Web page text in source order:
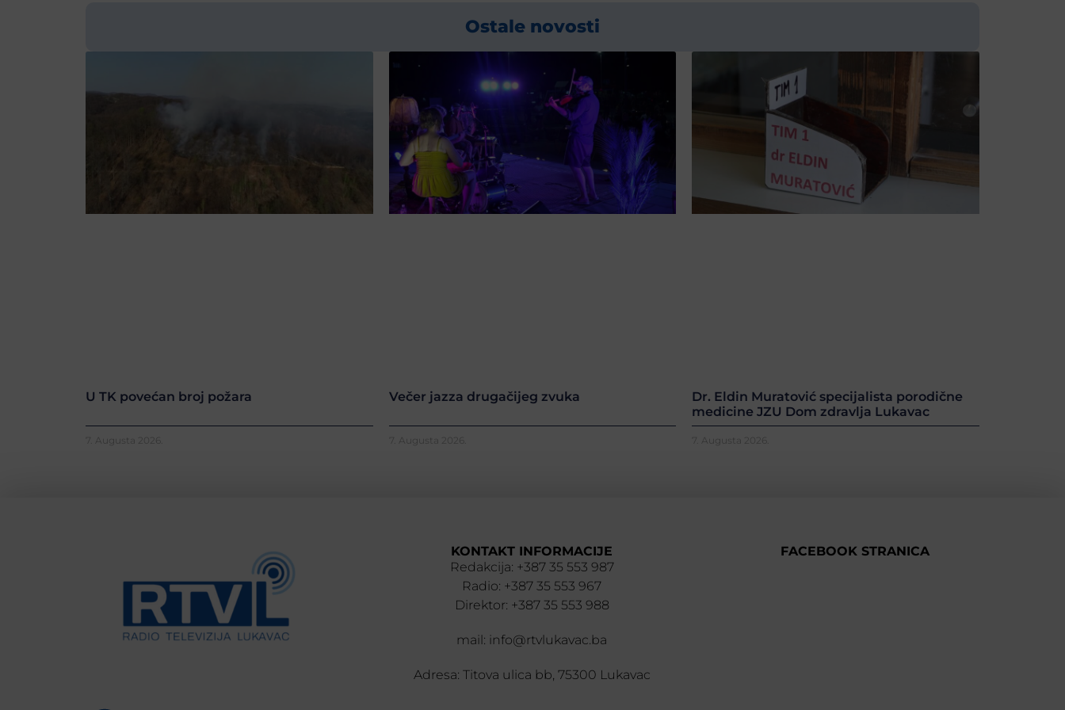
Ostale novosti
U TK povećan broj požara
7. Augusta 2026.
Večer jazza drugačijeg zvuka
7. Augusta 2026.
Dr. Eldin Muratović specijalista porodične
medicine JZU Dom zdravlja Lukavac
7. Augusta 2026.
KONTAKT INFORMACIJE
Redakcija: +387 35 553 987
Radio: +387 35 553 967
Direktor: +387 35 553 988
mail: info@rtvlukavac.ba
Adresa: Titova ulica bb, 75300 Lukavac
FACEBOOK STRANICA